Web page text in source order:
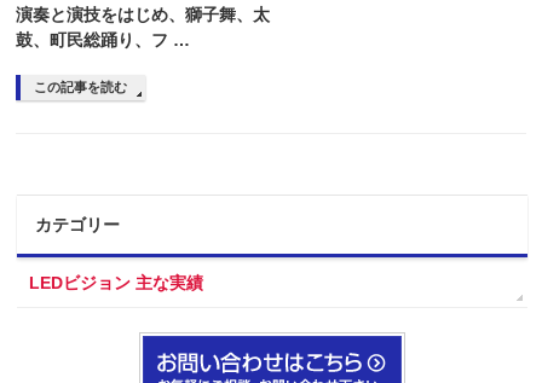
演奏と演技をはじめ、獅子舞、太
鼓、町民総踊り、フ …
この記事を読む
カテゴリー
LEDビジョン 主な実績